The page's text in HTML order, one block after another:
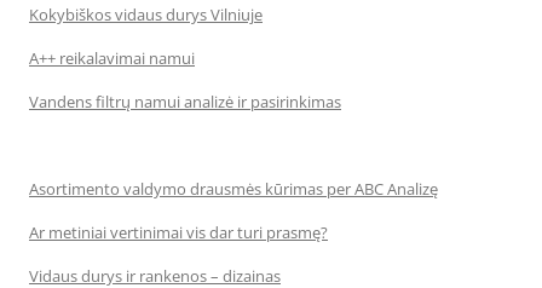
Kokybiškos vidaus durys Vilniuje
A++ reikalavimai namui
Vandens filtrų namui analizė ir pasirinkimas
Asortimento valdymo drausmės kūrimas per ABC Analizę
Ar metiniai vertinimai vis dar turi prasmę?
Vidaus durys ir rankenos – dizainas